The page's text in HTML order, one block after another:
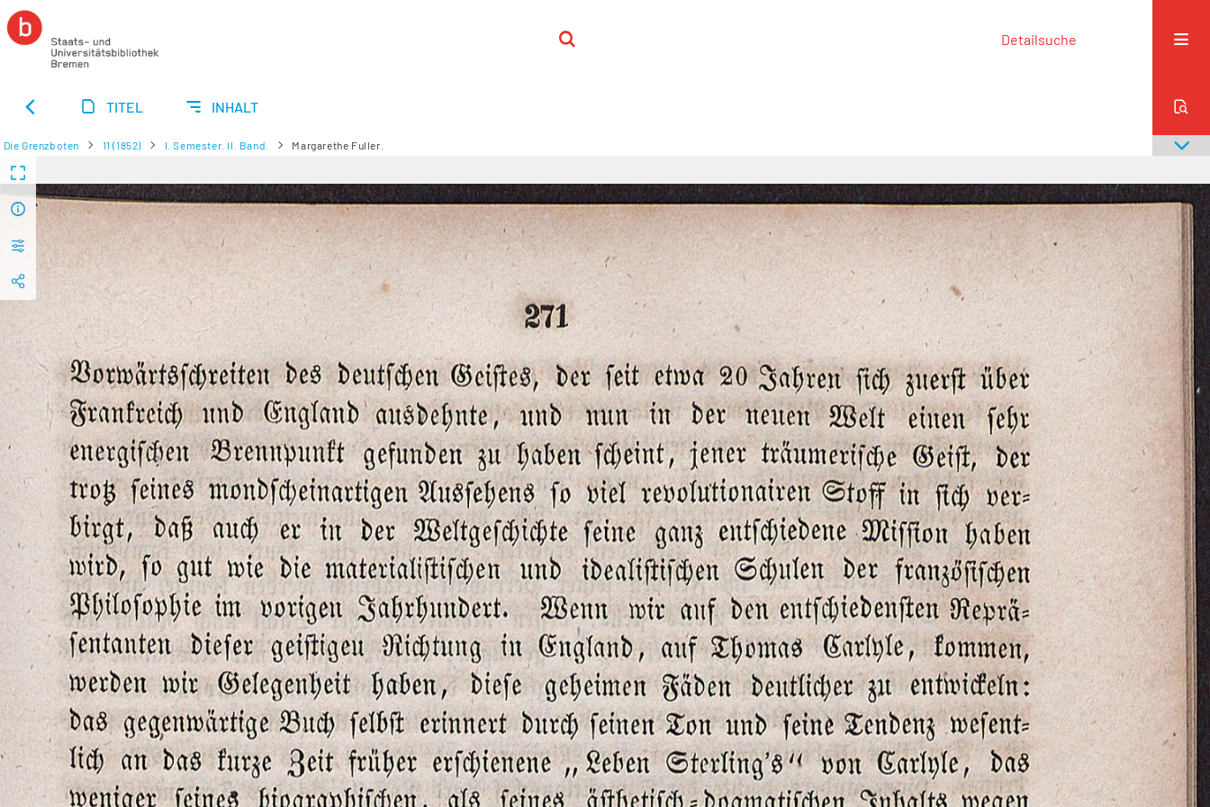
Detailsuche
TITEL INHALT
Die Grenzboten 11 (1852) I. Semester. II. Band. Margarethe Fuller.